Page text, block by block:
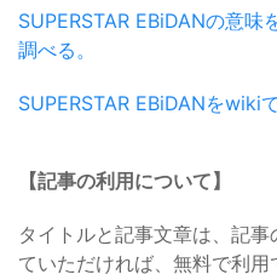
SUPERSTAR EBiDANの意
調べる。
SUPERSTAR EBiDANをwiki
【記事の利用について】
タイトルと記事文章は、記
ていただければ、無料で利用